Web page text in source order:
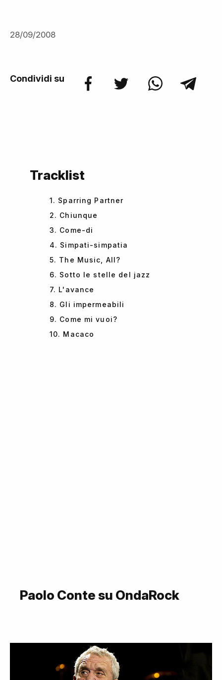
28/09/2008
Condividi su
Tracklist
1. Sparring Partner
2. Chiunque
3. Come-di
4. Simpati-simpatia
5. The Music, All?
6. Sotto le stelle del jazz
7. L'avance
8. Gli impermeabili
9. Come mi vuoi?
10. Macaco
Paolo Conte su OndaRock